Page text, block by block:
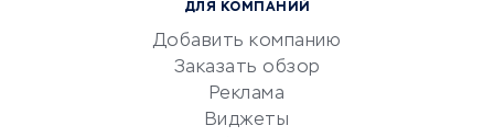
Бухгалтерия онлайн
ДЛЯ КОМПАНИЙ
Добавить компанию
Заказать обзор
Реклама
Виджеты